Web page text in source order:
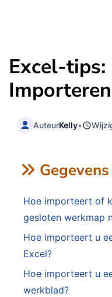
Excel-tips:
Importeren
AuteurKelly•
Hoe importeert of
gesloten werkmap
Hoe importeert u
Excel?
Hoe importeert u
werkblad?